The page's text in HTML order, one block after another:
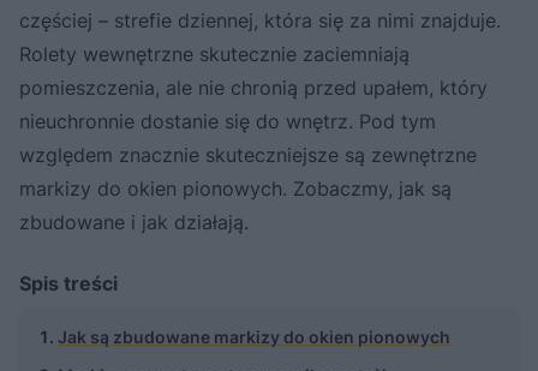
częściej – strefie dziennej, która się za nimi znajduje.
Rolety wewnętrzne skutecznie zaciemniają
pomieszczenia, ale nie chronią przed upałem, który
nieuchronnie dostanie się do wnętrz. Pod tym
względem znacznie skuteczniejsze są zewnętrzne
markizy do okien pionowych. Zobaczmy, jak są
zbudowane i jak działają.
Spis treści
Jak są zbudowane markizy do okien pionowych